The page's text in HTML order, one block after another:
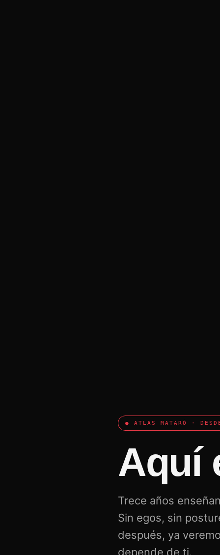
● ATLAS MATARÓ ·
Aquí
Trece años
Sin egos, sin
después, ya
depende de ti.